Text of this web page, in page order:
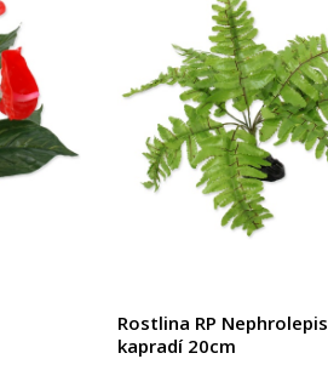
Rostlina RP Nephrolepis
kapradí 20cm